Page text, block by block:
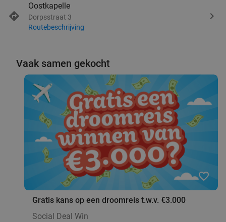
Oostkapelle
Dorpsstraat 3
Routebeschrijving
Vaak samen gekocht
favorite_border
Gratis kans op een droomreis t.w.v. €3.000
Social Deal Win